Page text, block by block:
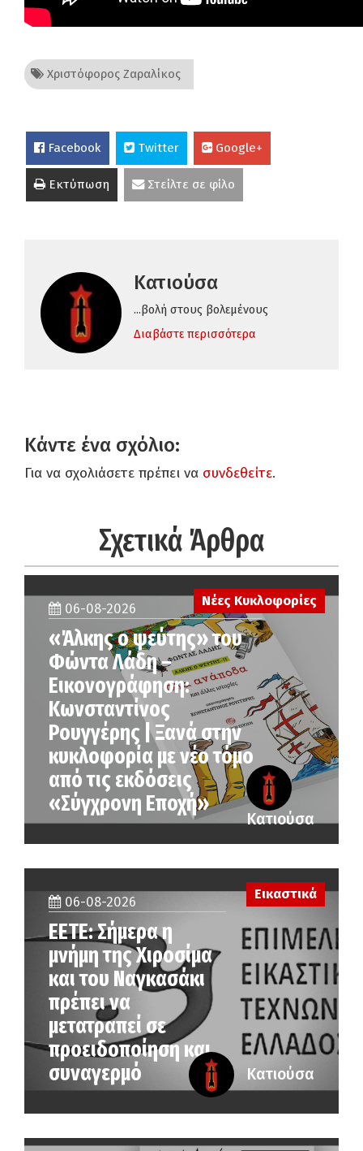
Χριστόφορος Ζαραλίκος
Facebook Twitter Google+
Εκτύπωση Στείλτε σε φίλο
Κατιούσα
...βολή στους βολεμένους
Διαβάστε περισσότερα
Κάντε ένα σχόλιο:
Για να σχολιάσετε πρέπει να συνδεθείτε.
Σχετικά Άρθρα
Νέες Κυκλοφορίες
06-08-2026
«Άλκης ο ψεύτης» του
Φώντα Λάδη –
Εικονογράφηση:
Κωνσταντίνος
Ρουγγέρης | Ξανά στην
κυκλοφορία με νέο τόμο
από τις εκδόσεις
«Σύγχρονη Εποχή»
Κατιούσα
06-08-2026
ΕΕΤΕ: Σήμερα η
μνήμη της Χιροσίμα
και του Ναγκασάκι
πρέπει να
μετατραπεί σε
προειδοποίηση και
συναγερμό
Εικαστικά
Κατιούσα